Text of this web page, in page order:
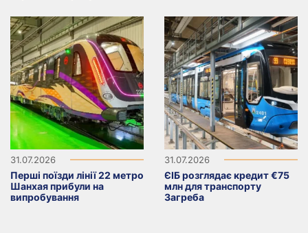
31.07.2026
Перші поїзди лінії 22 метро
Шанхая прибули на
випробування
31.07.2026
ЄІБ розглядає кредит €75
млн для транспорту
Загреба